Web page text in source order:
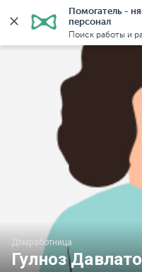
Помогатель -
персонал
Поиск работы и
Главная
Гулноз
Домработница